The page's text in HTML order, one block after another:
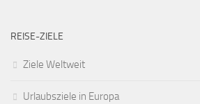
REISE-ZIELE
Ziele Weltweit
Urlaubsziele in Europa